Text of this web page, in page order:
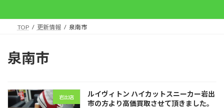
TOP 更新情報 泉南市
泉南市
岩出店
ルイヴィトン ハイカットスニーカー岩出
市の方より高価買取させて頂きました。